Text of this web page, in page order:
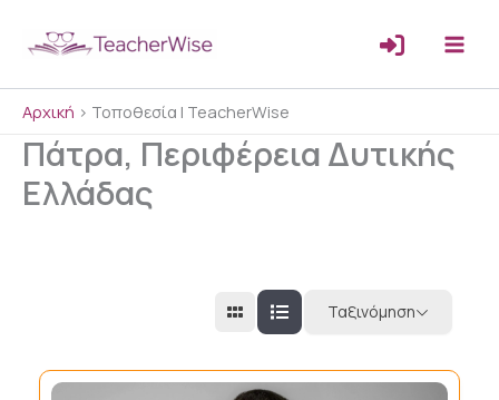
Αρχική > Τοποθεσία | TeacherWise
Πάτρα, Περιφέρεια Δυτικής
Ελλάδας
Ταξινόμηση